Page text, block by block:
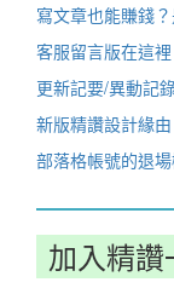
寫文章也能賺錢
客服留言版在這裡
更新記要/異動記
新版精讚設計緣由
部落格帳號的退
加入精